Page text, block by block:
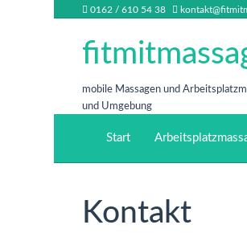
0162 / 610 54 38
mobile Massagen und
und Umgebung
Start
Kontakt